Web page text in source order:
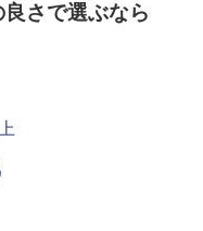
さで選ぶなら